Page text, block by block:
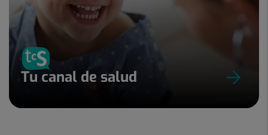
Tu canal de salud